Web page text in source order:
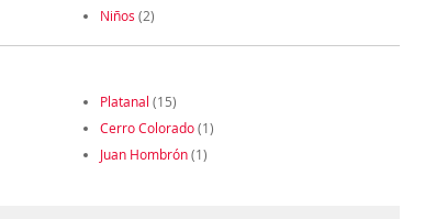
Niños (2)
Platanal (15)
Cerro Colorado(1)
Juan Hombrón(1)